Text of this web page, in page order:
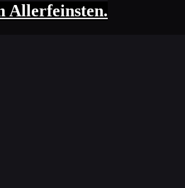
Allerfeinsten.